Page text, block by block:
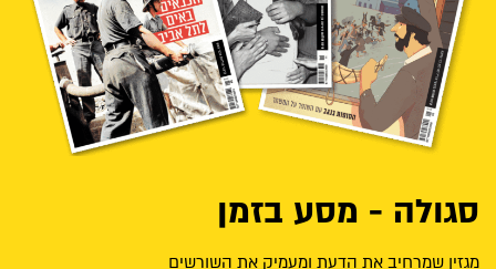
סגולה - מסע בזמן
מגזין שמרחיב את הדעת ומעמיק את השורשים